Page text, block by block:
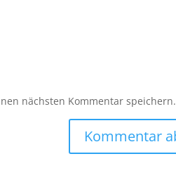
nächsten Kommentar speichern.